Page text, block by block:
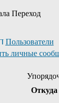
Переход
Пользователи
личные
Откуда